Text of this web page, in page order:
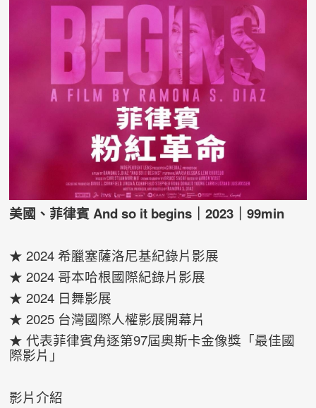
美國、菲律賓 And so it begins｜2023｜99min
★ 2024 希臘塞薩洛尼基紀錄片影展
★ 2024 哥本哈根國際紀錄片影展
★ 2024 日舞影展
★ 2025 台灣國際人權影展開幕片
★ 代表菲律賓角逐第97屆奧斯卡金像獎「最佳國
際影片」
影片介紹